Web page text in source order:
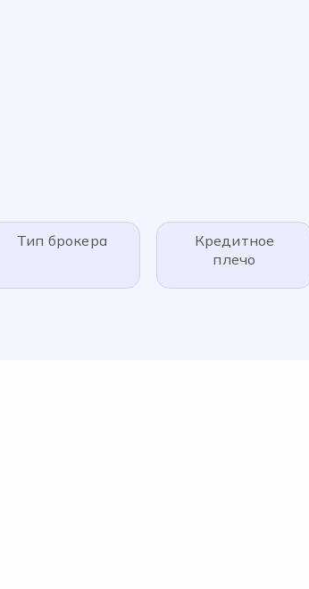
Тип брокера
Кредитное
плечо